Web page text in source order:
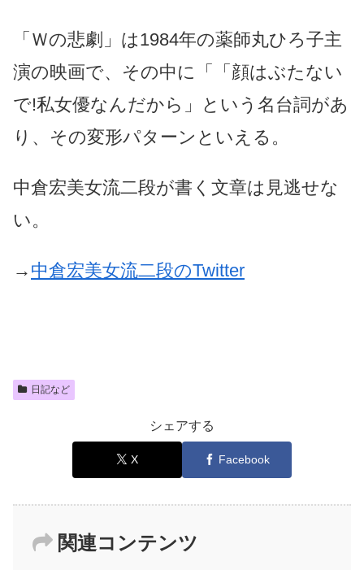
「Ｗの悲劇」は1984年の薬師丸ひろ子主
演の映画で、その中に「「顔はぶたない
で!私女優なんだから」という名台詞があ
り、その変形パターンといえる。
中倉宏美女流二段が書く文章は見逃せな
い。
→ 中倉宏美女流二段のTwitter
日記など
シェアする
X Facebook
関連コンテンツ